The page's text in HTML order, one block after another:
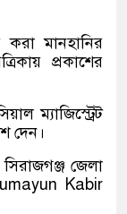
করা মানহানির
প্রকাশের
ম্যাজিস্ট্রেট
দেন।
জেলা
Kabir